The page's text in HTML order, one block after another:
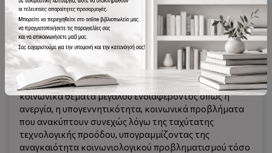
ανθρωπιστικής επιστήμης. Το δεύτερο μέρος
προσεγγίζει και αναλύει ορισμένα κοινωνιολογικά
θέματα με έμφαση τις στρατιωτικές εφαρμογές, πράγμα
που έχει ιδιαίτερο ενδιαφέρον για τους σπουδαστές των
Α.Σ.Ε.Ι., όπως είναι η κοινωνιολογία της βίας και του
πολέμου, καθώς και η κοινωνιολογία του στρατού. Το
τρίτο μέρος προσεγγίζονται ορισμένα επίκαιρα
κοινωνικά θέματα μεγάλου ενδιαφέροντος όπως η
ανεργία, η υπογεννητικότητα, κοινωνικά προβλήματα
που ανακύπτουν συνεχώς λόγω της ταχύτατης
τεχνολογικής προόδου, υπογραμμίζοντας της
αναγκαιότητα κοινωνιολογικού προβληματισμού τόσο